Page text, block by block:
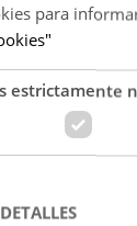
para
estrictamente